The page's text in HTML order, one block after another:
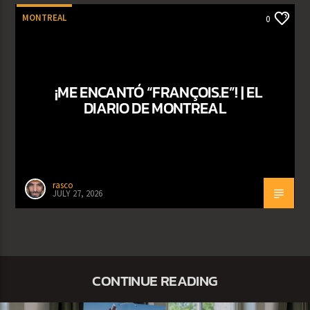
MONTREAL 0
¡ME ENCANTÓ “FRANÇOIS.E”! | EL
DIARIO DE MONTREAL
rasco
JULY 27, 2026
CONTINUE READING